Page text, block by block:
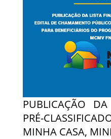
PUBLICAÇÃO
PRÉ-
MINHA CASA,